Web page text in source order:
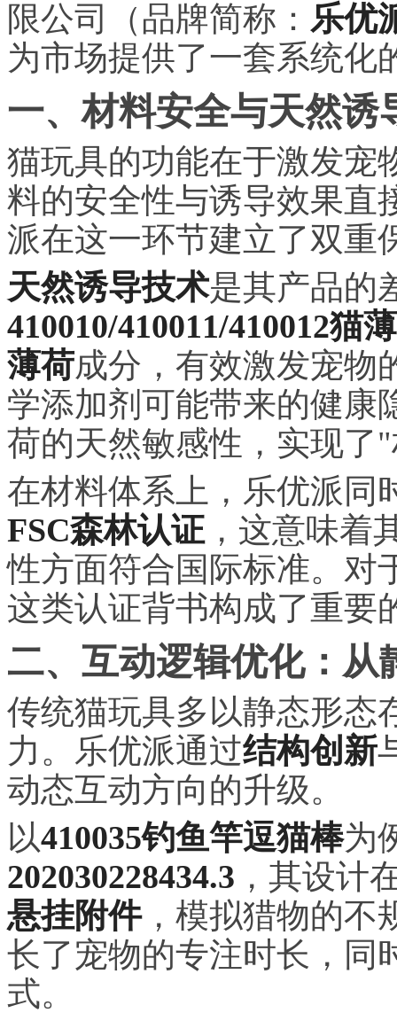
限公司（品牌简称： 乐优
为市场提供了一套系统化
一、材料安全与天然诱
猫玩具的功能在于激发宠
料的安全性与诱导效果直
派在这一环节建立了双重
天然诱导技术是其产品的
410010/410011/410012猫
薄荷成分，有效激发宠物
学添加剂可能带来的健康
荷的天然敏感性，实现了
在材料体系上，乐优派同
FSC森林认证，这意味着
性方面符合国际标准。对
这类认证背书构成了重要
二、互动逻辑优化：从
传统猫玩具多以静态形态
力。乐优派通过结构创新
动态互动方向的升级。
以410035钓鱼竿逗猫棒为
202030228434.3 ，其设计
悬挂附件，模拟猎物的不
长了宠物的专注时长，同
式。